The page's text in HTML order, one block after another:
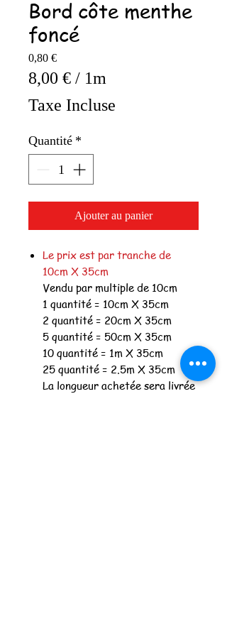
Bord côte menthe
foncé
0,80 €Prix
8,00 € / 1m
8,00 €
1
Mètre
Taxe Incluse
Quantité *
Ajouter au panier
Le prix est par tranche de
10cm X 35cm
Vendu par multiple de 10cm
1 quantité = 10cm X 35cm
2 quantité = 20cm X 35cm
5 quantité = 50cm X 35cm
10 quantité = 1m X 35cm
25 quantité = 2.5m X 35cm
La longueur achetée sera livrée